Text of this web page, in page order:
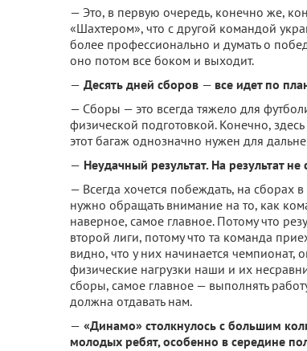
— Это, в первую очередь, конечно же,
«Шахтером», что с другой командой
более профессионально и думать о
оно потом все боком и выходит.
— Десять дней сборов — все идет по
— Сборы — это всегда тяжело для
физической подготовкой. Конечно,
этот багаж однозначно нужен для
— Неудачный результат. На результат
— Всегда хочется побеждать, на сборах
нужно обращать внимание на то, как
наверное, самое главное. Потому что
второй лиги, потому что та команда
видно, что у них начинается
физические нагрузки наши и их
сборы, самое главное — выполнять
должна отдавать нам.
— «Динамо» столкнулось с большим
молодых ребят, особенно в середине